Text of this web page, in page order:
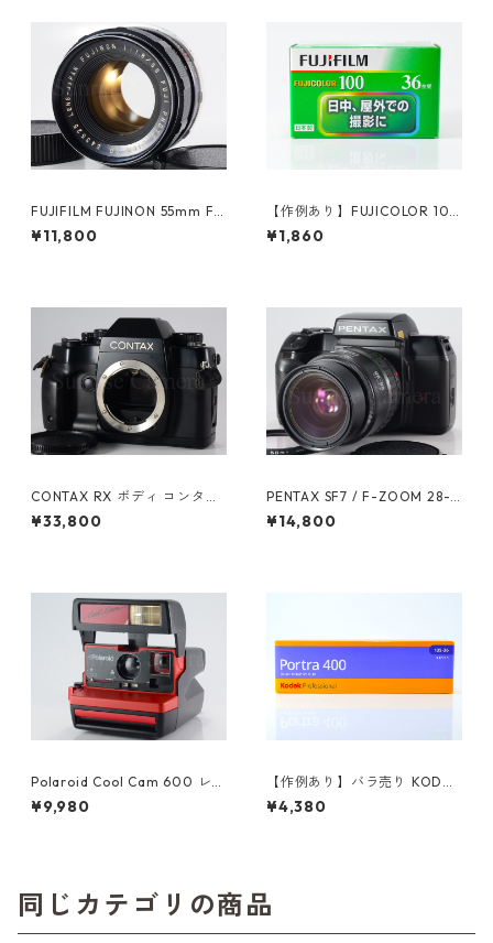
FUJIFILM FUJINON 55mm F1.
¥11,800
【作例あり】FUJICOLOR 100
36枚撮り 35mmカラーネガフ
ィルム 富士フイルム フジカラ
¥1,860
CONTAX RX ボディ コンタッ
クス（61072）
¥33,800
PENTAX SF7 / F-ZOOM 28-8
0mm F3.5-4.5 ペンタックス
(61605)
¥14,800
Polaroid Cool Cam 600 レッ
¥9,980
【作例あり】バラ売り KODAK
PORTRA 400 カラーネガフィ
ルム 36枚撮り バラ売り コダ
¥4,380
同じカテゴリの商品